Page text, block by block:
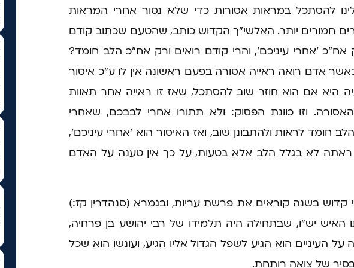
להסתכל במראות אסורות כדי שלא נסור אחרי המראות
חמורים יותר. האלשי"ך הקדוש כותב, שהטעם שכתוב קודם
'אחרי עיניכם', והרי קודם רואים ורק אח"כ הלב חומד?
אדם רואה ראייה אסורה בפעם ראשונה אין לו ע"כ איסור
היא אם הוא חוזר שוב להסתכל, שאז זו ראייה אחר תאוות
וזו כוונת הפסוק: ולא תתורו אחרי לבבכם, שאחרי
חומד לראות ולהתבונן שוב, ואז האיסור הוא 'אחרי עיניכם',
לא בגלל הלב אלא בטעות, על כך אין טענה על האדם
קדוש בשנה קוראים את פרשת עריות, ובגמרא (סנהדרין קז:)
האיש יש"ו, שבתחילה היה תלמידו של רבי יהושע בן פרחיה,
על העיניים הוא הגיע לשפל הגדול אליו הגיע, ועונשו הוא שכל
של צואה רותחת.